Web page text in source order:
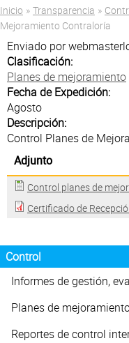
Mi
Participa
Usted está
Inicio » Transparencia »
Mejoramiento Contraloría
Enviado por
Clasificación:
Planes de mejoramiento
Fecha de Expedición:
Agosto
Descripción:
Control Planes de
Adjunto
Control planes de
Certificado de
Control
Informes de gestión,
Planes de
Reportes de control